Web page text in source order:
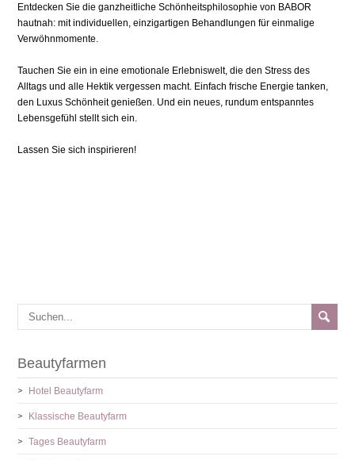
Entdecken Sie die ganzheitliche Schönheitsphilosophie von BABOR
hautnah: mit individuellen, einzigartigen Behandlungen für einmalige
Verwöhnmomente.
Tauchen Sie ein in eine emotionale Erlebniswelt, die den Stress des
Alltags und alle Hektik vergessen macht. Einfach frische Energie tanken,
den Luxus Schönheit genießen. Und ein neues, rundum entspanntes
Lebensgefühl stellt sich ein.
Lassen Sie sich inspirieren!
Beautyfarmen
Hotel Beautyfarm
Klassische Beautyfarm
Tages Beautyfarm